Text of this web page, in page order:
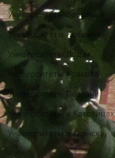
Университеты Вроцлава
Университеты Люблина
Университеты Лодзи
Университеты Кракова
Университеты Познани
Университеты в Катовицах
Университеты в Гданску